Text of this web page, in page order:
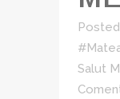
Salut